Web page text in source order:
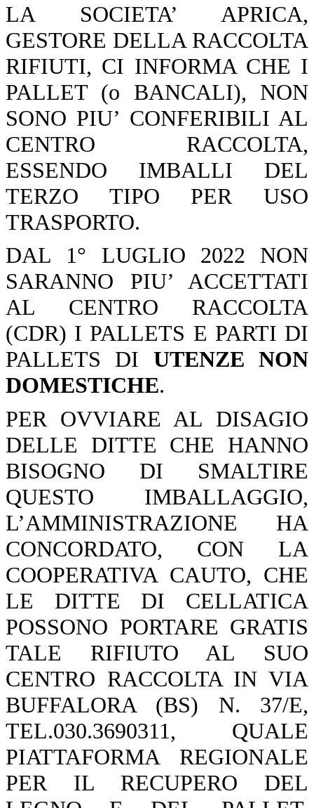
LA SOCIETA’ APRICA,
GESTORE DELLA RACCOLTA
RIFIUTI, CI INFORMA CHE I
PALLET (o BANCALI), NON
SONO PIU’ CONFERIBILI AL
CENTRO RACCOLTA,
ESSENDO IMBALLI DEL
TERZO TIPO PER USO
TRASPORTO.
DAL 1° LUGLIO 2022 NON
SARANNO PIU’ ACCETTATI
AL CENTRO RACCOLTA
(CDR) I PALLETS E PARTI DI
PALLETS DI UTENZE NON
DOMESTICHE.
PER OVVIARE AL DISAGIO
DELLE DITTE CHE HANNO
BISOGNO DI SMALTIRE
QUESTO IMBALLAGGIO,
L’AMMINISTRAZIONE HA
CONCORDATO, CON LA
COOPERATIVA CAUTO, CHE
LE DITTE DI CELLATICA
POSSONO PORTARE GRATIS
TALE RIFIUTO AL SUO
CENTRO RACCOLTA IN VIA
BUFFALORA (BS) N. 37/E,
TEL.030.3690311, QUALE
PIATTAFORMA REGIONALE
PER IL RECUPERO DEL